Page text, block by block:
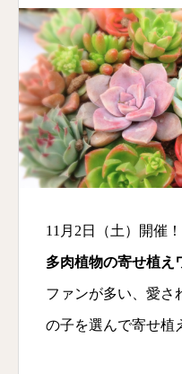
11月2日（土）開催！
多肉植物の寄せ植え
ファンが多い、愛さ
の子を選んで寄せ植